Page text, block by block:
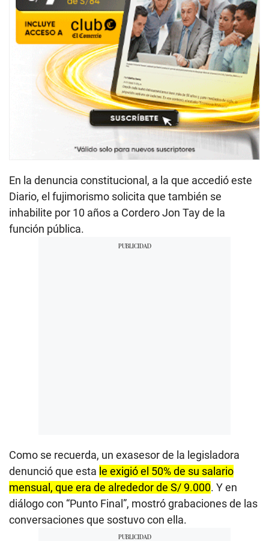
En la denuncia constitucional, a la que accedió este
Diario, el fujimorismo solicita que también se
inhabilite por 10 años a Cordero Jon Tay de la
función pública.
Como se recuerda, un exasesor de la legisladora
denunció que esta le exigió el 50% de su salario
mensual, que era de alrededor de S/ 9.000. Y en
diálogo con “Punto Final”, mostró grabaciones de las
conversaciones que sostuvo con ella.